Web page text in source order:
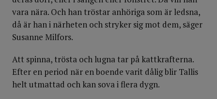
vara nära. Och han tröstar anhöriga som är ledsna,
då är han i närheten och stryker sig mot dem, säger
Susanne Milfors.
Att spinna, trösta och lugna tar på kattkrafterna.
Efter en period när en boende varit dålig blir Tallis
helt utmattad och kan sova i flera dygn.